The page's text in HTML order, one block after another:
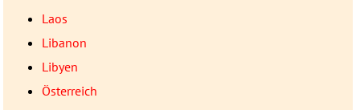
Laos
Libanon
Libyen
Österreich